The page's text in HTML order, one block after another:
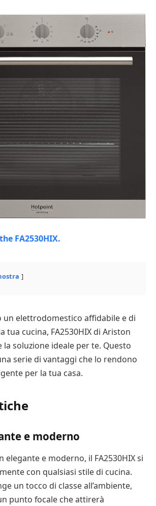
un elettrodomestico affidabile e di
tua cucina, FA2530HIX di Ariston
la soluzione ideale per te. Questo
serie di vantaggi che lo rendono
per la tua casa.
e moderno
elegante e moderno, il FA2530HIX si
con qualsiasi stile di cucina.
un tocco di classe all’ambiente,
punto focale che attirerà